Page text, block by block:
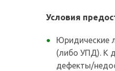
Условия
Юридические
(либо УПД). К
дефекты/